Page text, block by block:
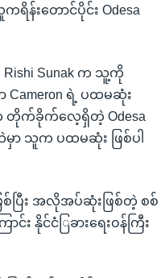
န်းတောင်ပိုင်း Odesa
Rishi Sunak က သူ့ကို
Cameron ရဲ့ ပထမဆုံး
းက တိုက်ခိုက်လေ့ရှိတဲ့ Odesa
ာ သူက ပထမဆုံး ဖြစ်ပါ
ပြီး အလိုအပ်ဆုံးဖြစ်တဲ့ စစ်
နိုင်ငံြခားရေးဝန်ကြီး